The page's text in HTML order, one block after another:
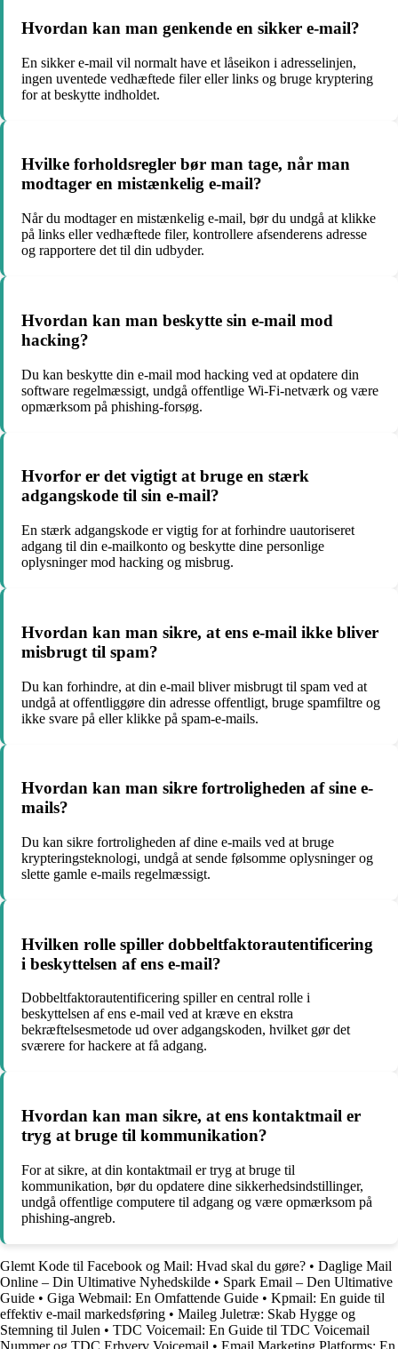
Hvordan kan man genkende en sikker e-mail?
En sikker e-mail vil normalt have et låseikon i adresselinjen,
ingen uventede vedhæftede filer eller links og bruge kryptering
for at beskytte indholdet.
Hvilke forholdsregler bør man tage, når man
modtager en mistænkelig e-mail?
Når du modtager en mistænkelig e-mail, bør du undgå at klikke
på links eller vedhæftede filer, kontrollere afsenderens adresse
og rapportere det til din udbyder.
Hvordan kan man beskytte sin e-mail mod
hacking?
Du kan beskytte din e-mail mod hacking ved at opdatere din
software regelmæssigt, undgå offentlige Wi-Fi-netværk og være
opmærksom på phishing-forsøg.
Hvorfor er det vigtigt at bruge en stærk
adgangskode til sin e-mail?
En stærk adgangskode er vigtig for at forhindre uautoriseret
adgang til din e-mailkonto og beskytte dine personlige
oplysninger mod hacking og misbrug.
Hvordan kan man sikre, at ens e-mail ikke bliver
misbrugt til spam?
Du kan forhindre, at din e-mail bliver misbrugt til spam ved at
undgå at offentliggøre din adresse offentligt, bruge spamfiltre og
ikke svare på eller klikke på spam-e-mails.
Hvordan kan man sikre fortroligheden af sine e-
mails?
Du kan sikre fortroligheden af dine e-mails ved at bruge
krypteringsteknologi, undgå at sende følsomme oplysninger og
slette gamle e-mails regelmæssigt.
Hvilken rolle spiller dobbeltfaktorautentificering
i beskyttelsen af ens e-mail?
Dobbeltfaktorautentificering spiller en central rolle i
beskyttelsen af ens e-mail ved at kræve en ekstra
bekræftelsesmetode ud over adgangskoden, hvilket gør det
sværere for hackere at få adgang.
Hvordan kan man sikre, at ens kontaktmail er
tryg at bruge til kommunikation?
For at sikre, at din kontaktmail er tryg at bruge til
kommunikation, bør du opdatere dine sikkerhedsindstillinger,
undgå offentlige computere til adgang og være opmærksom på
phishing-angreb.
Glemt Kode til Facebook og Mail: Hvad skal du gøre? • Daglige Mail
Online – Din Ultimative Nyhedskilde • Spark Email – Den Ultimative
Guide • Giga Webmail: En Omfattende Guide • Kpmail: En guide til
effektiv e-mail markedsføring • Maileg Juletræ: Skab Hygge og
Stemning til Julen • TDC Voicemail: En Guide til TDC Voicemail
Nummer og TDC Erhverv Voicemail • Email Marketing Platforms: En